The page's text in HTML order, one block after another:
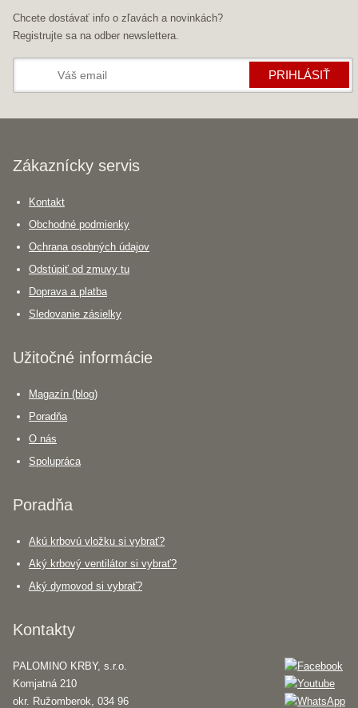
Chcete dostávať info o zľavách a novinkách?
Registrujte sa na odber newslettera.
PRIHLÁSIŤ
Zákaznícky servis
Kontakt
Obchodné podmienky
Ochrana osobných údajov
Odstúpiť od zmuvy tu
Doprava a platba
Sledovanie zásielky
Užitočné informácie
Magazín (blog)
Poradňa
O nás
Spolupráca
Poradňa
Akú krbovú vložku si vybrať?
Aký krbový ventilátor si vybrať?
Aký dymovod si vybrať?
Kontakty
PALOMINO KRBY, s.r.o.
Komjatná 210
okr. Ružomberok, 034 96